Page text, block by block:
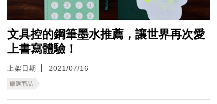
文具控的鋼筆墨水推薦，讓世界再次愛
上書寫體驗！
上架日期 2021/07/16
嚴選商品